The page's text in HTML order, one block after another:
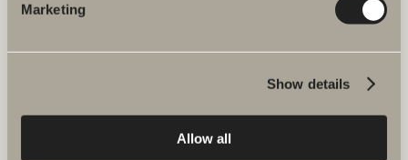
Marketing
Show details
Allow all
Produkter
Ritverktyg